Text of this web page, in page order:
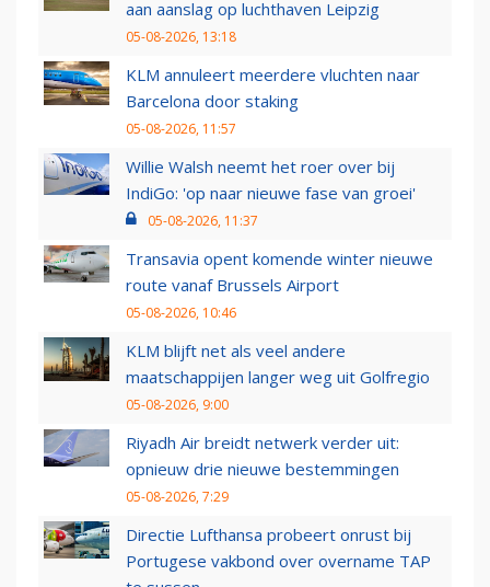
aan aanslag op luchthaven Leipzig
05-08-2026, 13:18
KLM annuleert meerdere vluchten naar
Barcelona door staking
05-08-2026, 11:57
Willie Walsh neemt het roer over bij
IndiGo: 'op naar nieuwe fase van groei'
05-08-2026, 11:37
Transavia opent komende winter nieuwe
route vanaf Brussels Airport
05-08-2026, 10:46
KLM blijft net als veel andere
maatschappijen langer weg uit Golfregio
05-08-2026, 9:00
Riyadh Air breidt netwerk verder uit:
opnieuw drie nieuwe bestemmingen
05-08-2026, 7:29
Directie Lufthansa probeert onrust bij
Portugese vakbond over overname TAP